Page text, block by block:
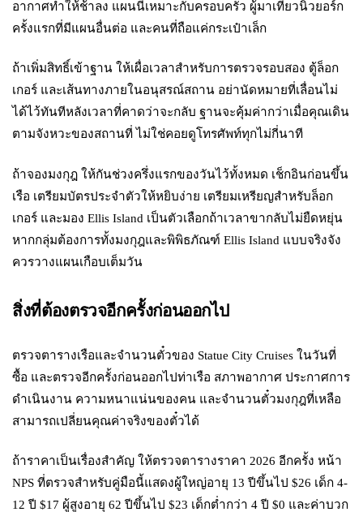
อากาศทำให้ช้าลง แผนนี้เหมาะกับครอบครัว ผู้มาเที่ยวนิวยอร์ก
ครั้งแรกที่มีแผนอื่นต่อ และคนที่ถือแค่กระเป๋าเล็ก
ถ้าเพิ่มสิทธิ์เข้าฐาน ให้เผื่อเวลาสำหรับการตรวจรอบสอง ตู้ล็อก
เกอร์ และเส้นทางภายในอนุสรณ์สถาน อย่านัดหมายที่เลื่อนไม่
ได้ไว้ทันทีหลังเวลาที่คาดว่าจะกลับ ฐานจะคุ้มค่ากว่าเมื่อคุณเดิน
ตามจังหวะของสถานที่ ไม่ใช่คอยดูโทรศัพท์ทุกไม่กี่นาที
ถ้าจองมงกุฎ ให้กันช่วงครึ่งแรกของวันไว้ทั้งหมด เช็กอินก่อนขึ้น
เรือ เตรียมบัตรประจำตัวให้หยิบง่าย เตรียมเหรียญสำหรับล็อก
เกอร์ และมอง Ellis Island เป็นตัวเลือกถ้าเวลาขากลับไม่ยืดหยุ่น
หากกลุ่มต้องการทั้งมงกุฎและพิพิธภัณฑ์ Ellis Island แบบจริงจัง
ควรวางแผนเกือบเต็มวัน
สิ่งที่ต้องตรวจอีกครั้งก่อนออกไป
ตรวจตารางเรือและจำนวนตั๋วของ Statue City Cruises ในวันที่
ซื้อ และตรวจอีกครั้งก่อนออกไปท่าเรือ สภาพอากาศ ประกาศการ
ดำเนินงาน ความหนาแน่นของคน และจำนวนตั๋วมงกุฎที่เหลือ
สามารถเปลี่ยนคุณค่าจริงของตั๋วได้
ถ้าราคาเป็นเรื่องสำคัญ ให้ตรวจตารางราคา 2026 อีกครั้ง หน้า
NPS ที่ตรวจสำหรับคู่มือนี้แสดงผู้ใหญ่อายุ 13 ปีขึ้นไป $26 เด็ก 4-
12 ปี $17 ผู้สูงอายุ 62 ปีขึ้นไป $23 เด็กต่ำกว่า 4 ปี $0 และค่าบวก